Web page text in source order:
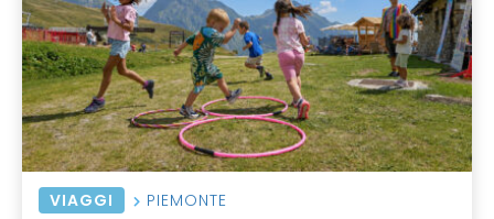
VIAGGI PIEMONTE